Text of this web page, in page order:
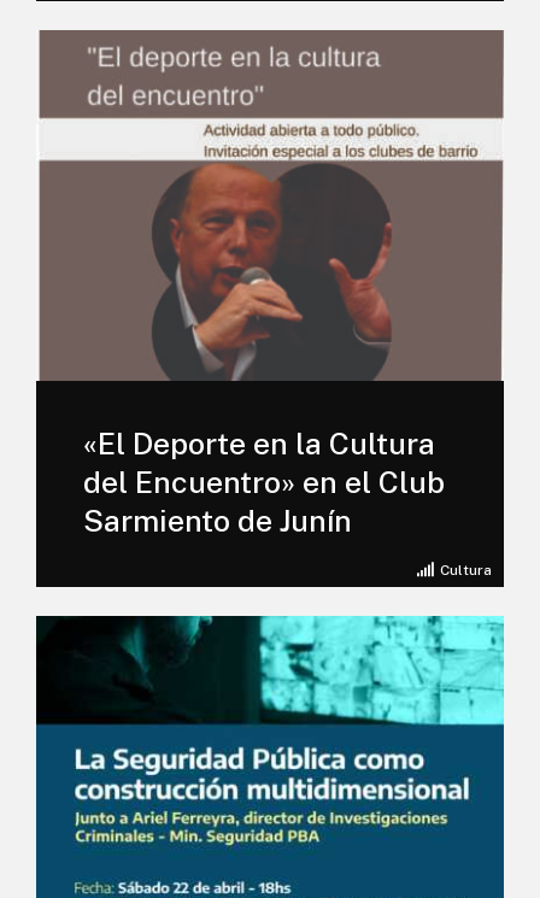
Cultura
«El Deporte en la Cultura
del Encuentro» en el Club
Sarmiento de Junín